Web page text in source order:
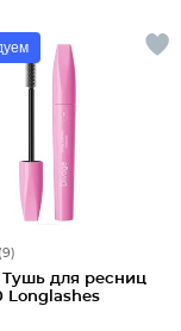
(9)
Тушь для ресниц
Longlashes